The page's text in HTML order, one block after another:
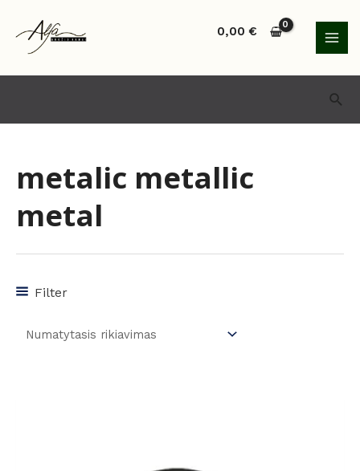
turinio
0,00€
metalic metallic
metal
Filter